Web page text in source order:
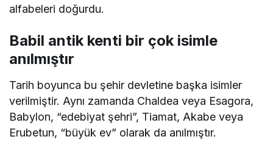
alfabeleri doğurdu.
Babil antik kenti bir çok isimle
anılmıştır
Tarih boyunca bu şehir devletine başka isimler
verilmiştir. Aynı zamanda Chaldea veya Esagora,
Babylon, “edebiyat şehri”, Tiamat, Akabe veya
Erubetun, “büyük ev” olarak da anılmıştır.